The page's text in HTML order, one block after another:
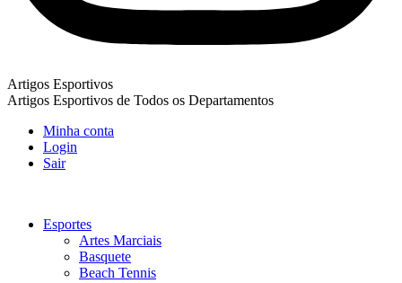
Artigos Esportivos
Artigos Esportivos de Todos os Departamentos
Minha conta
Login
Sair
Esportes
Artes Marciais
Basquete
Beach Tennis